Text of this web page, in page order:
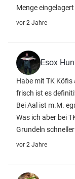
Menge
vor 2 Jahre
Esox
Habe mit TK
frisch ist es
Bei Aal ist m.M.
Was ich aber bei
Grundeln
vor 2 Jahre